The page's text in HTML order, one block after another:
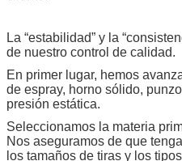
La “estabilidad” y la
de nuestro control de calidad.
En primer lugar, hemos
de espray, horno sólido,
presión estática.
Seleccionamos la materia
Nos aseguramos de que
los tamaños de tiras y los